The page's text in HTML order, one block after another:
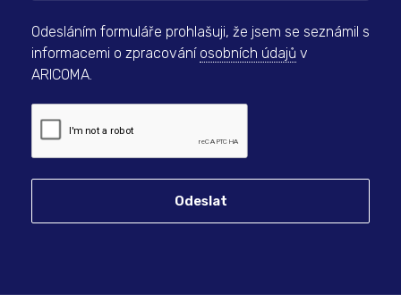
Odesláním formuláře prohlašuji, že jsem se seznámil s
informacemi o zpracování osobních údajů v
ARICOMA.
Odeslat